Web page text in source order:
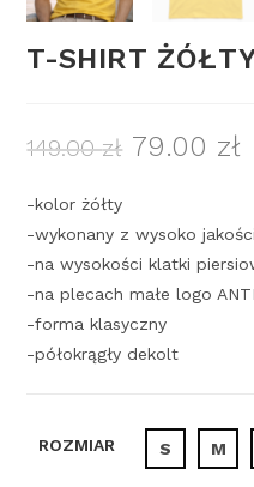
T-SHIRT
149.00zł 79.00 zł
-kolor żółty
-wykonany z wysoko
-na wysokości klatki
-na plecach małe logo ANTI
-forma klasyczny
-półokrągły dekolt
ROZMIAR S M